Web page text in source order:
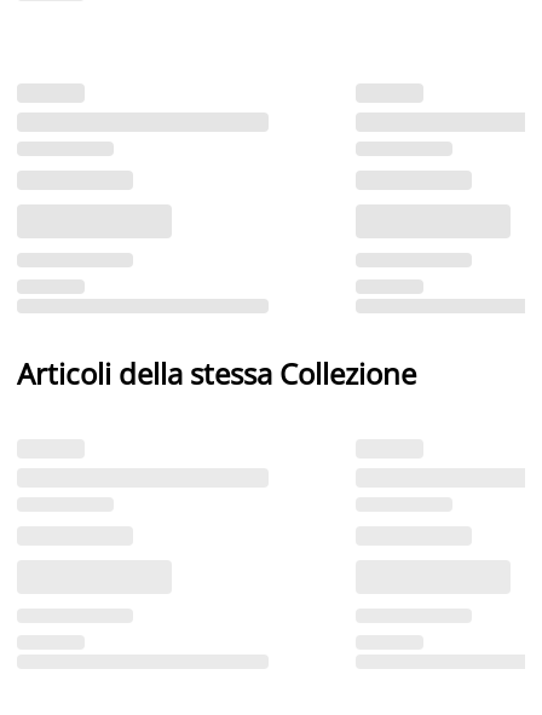
Articoli della stessa Collezione